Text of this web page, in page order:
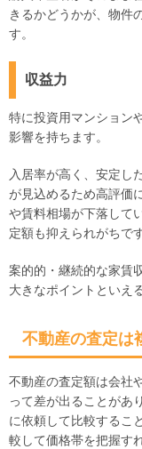
きるかどうかが、物件
す。
収益力
特に投資用マンション
影響を持ちます。
入居率が高く、安定し
が見込めるため高評価
や賃料相場が下落して
定額も抑えられがちです
案的的・継続的な家賃
大きなポイントといえ
不動産の査定は
不動産の査定額は会社
って差が出ることがあ
に依頼して比較するこ
較して価格帯を把握す